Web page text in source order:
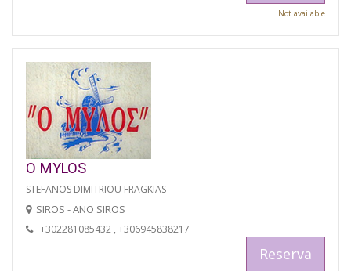
Not available
O MYLOS
STEFANOS DIMITRIOU FRAGKIAS
SIROS - ANO SIROS
+302281085432 , +306945838217
Reserva